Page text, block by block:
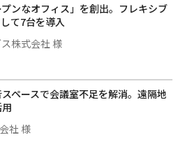
ンなオフィス」を創出。フレキシブ
て7台を導入
株式会社 様
ペースで会議室不足を解消。遠隔地
社 様